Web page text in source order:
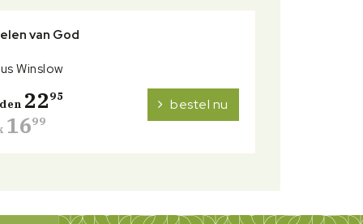
van God
Winslow
2295
1699
bestel nu